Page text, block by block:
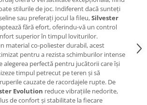
stilurile de joc. Indiferent dacă sunteți
sau preferați jocul la fileu,Silvester
fără efort, oferindu-vă un control
superior în timpul loviturilor.
material co-poliester durabil, acest
pentru a rezista schimburilor intense
alegerea perfectă pentru jucătorii care își
timpul petrecut pe teren și să
cauzate de racordajele rupte. De
Evolution reduce vibrațiile nedorite,
de confort și stabilitate la fiecare